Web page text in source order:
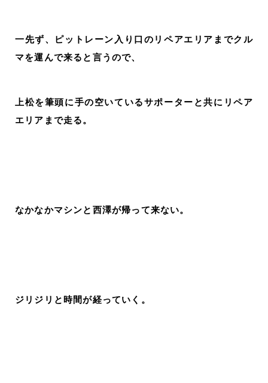
一先ず、ピットレーン入り口のリペアエリアまでクル
マを運んで来ると言うので、
上松を筆頭に手の空いているサポーターと共にリペア
エリアまで走る。
なかなかマシンと西澤が帰って来ない。
ジリジリと時間が経っていく。